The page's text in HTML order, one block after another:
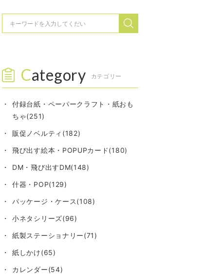
Category カテゴリー
付録台紙・ペーパークラフト・紙おも
ちゃ(251)
販促ノベルティ(182)
飛び出す絵本・POPUPカード(180)
DM・飛び出すDM(148)
什器・POP(129)
パッケージ・ケース(108)
小ネタシリーズ(96)
紙製ステーショナリー(71)
紙しかけ(65)
カレンダー(54)